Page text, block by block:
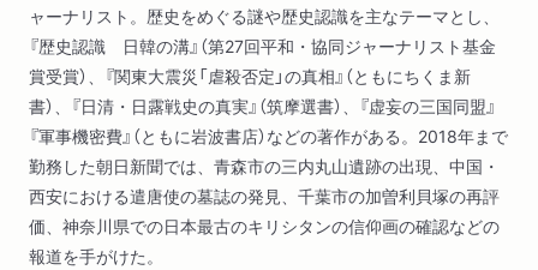
第三章 神奈川県知事の報告書
「鮮高秘収第二二号」／ソウルでの調査／確認できた赤い点／判
明した疑問／印影の正体／内務省警保局の職員名簿／独学で首
席合格／分類番号
第四章 練習艦磐手の傍受記録
横須賀鎮守府文庫／世界へ向けて発信／帰国の航海／九月一日
／九月二日／食糧確保をめぐる視点／九月三日／九月四日／百
年前の通信事情／東京の検事正の発言
ャーナリスト。歴史をめぐる謎や歴史認識を主なテーマとし、
『歴史認識 日韓の溝』（第27回平和・協同ジャーナリスト基金
賞受賞）、『関東大震災「虐殺否定」の真相』（ともにちくま新
書）、『日清・日露戦史の真実』（筑摩選書）、『虚妄の三国同盟』
『軍事機密費』（ともに岩波書店）などの著作がある。2018年まで
勤務した朝日新聞では、青森市の三内丸山遺跡の出現、中国・
西安における遣唐使の墓誌の発見、千葉市の加曽利貝塚の再評
価、神奈川県での日本最古のキリシタンの信仰画の確認などの
報道を手がけた。